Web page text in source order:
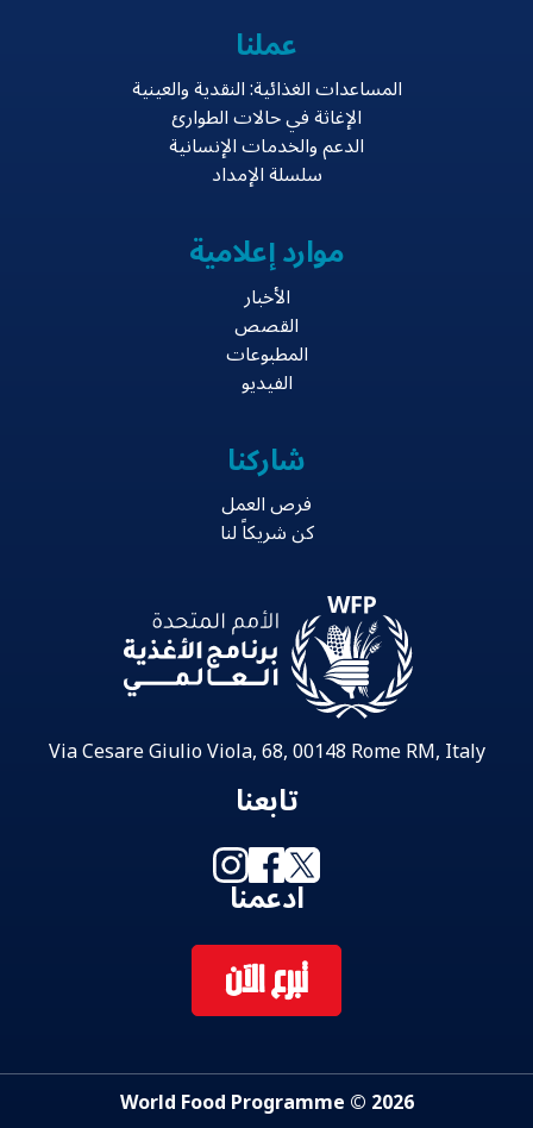
عملنا
المساعدات الغذائية: النقدية والعينية
الإغاثة في حالات الطوارئ
الدعم والخدمات الإنسانية
سلسلة الإمداد
موارد إعلامية
الأخبار
القصص
المطبوعات
الفيديو
شاركنا
فرص العمل
كن شريكاً لنا
Via Cesare Giulio Viola, 68, 00148 Rome RM, Italy
تابعنا
ادعمنا
تبرع الآن
2026 © World Food Programme